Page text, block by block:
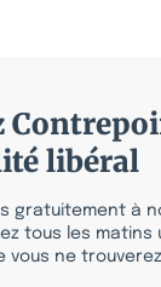
libéral
gratuitement à
tous les
vous ne